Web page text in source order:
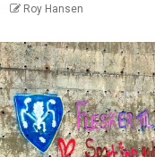
Roy Hansen